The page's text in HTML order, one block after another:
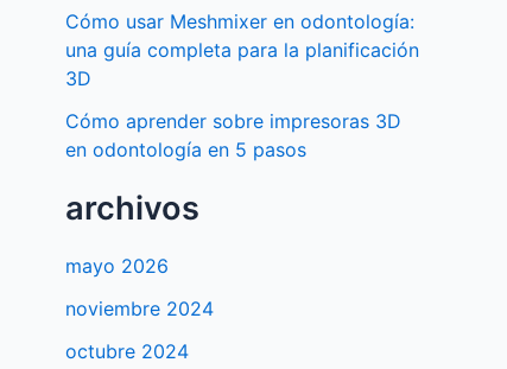
Cómo usar Meshmixer en odontología:
una guía completa para la planificación
3D
Cómo aprender sobre impresoras 3D
en odontología en 5 pasos
archivos
mayo 2026
noviembre 2024
octubre 2024